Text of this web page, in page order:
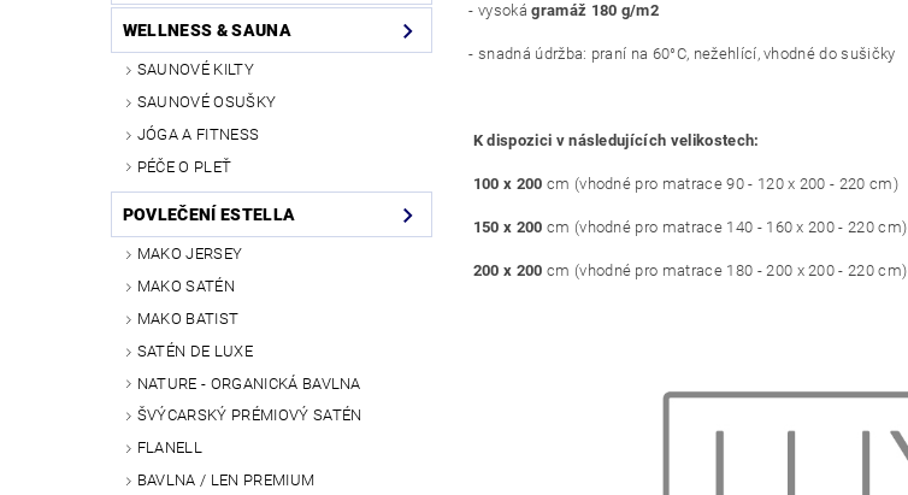
WELLNESS & SAUNA
SAUNOVÉ KILTY
SAUNOVÉ OSUŠKY
JÓGA A FITNESS
PÉČE O PLEŤ
POVLEČENÍ ESTELLA
MAKO JERSEY
MAKO SATÉN
MAKO BATIST
SATÉN DE LUXE
NATURE - ORGANICKÁ BAVLNA
ŠVÝCARSKÝ PRÉMIOVÝ SATÉN
FLANELL
BAVLNA / LEN PREMIUM
- vysokágramáž 180 g/m2
- snadná údržba: praní na 60°C, nežehlící, vhodné do sušičky
K dispozici v následujících velikostech:
100 x 200 cm (vhodné pro matrace 90 - 120 x 200 - 220 cm)
150 x 200 cm (vhodné pro matrace 140 - 160 x 200 - 220 cm)
200 x 200 cm (vhodné pro matrace 180 - 200 x 200 - 220 cm)